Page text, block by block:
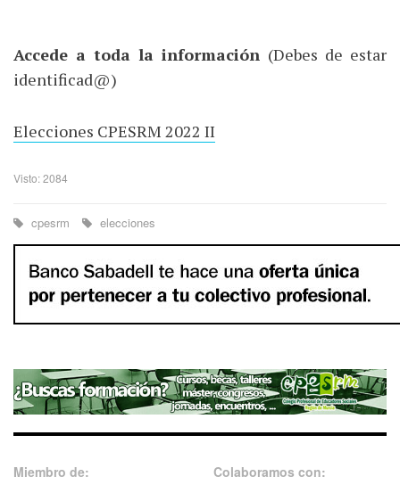
Accede a toda la información (Debes de estar
identificad@)
Elecciones CPESRM 2022 II
Visto: 2084
cpesrm elecciones
Miembro de: Colaboramos con: